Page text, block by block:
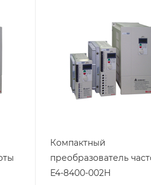
Компактный
преобразователь
E4-8400-002Н